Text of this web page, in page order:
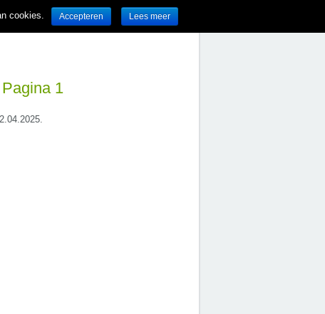
1
cookies. Accepteren Lees meer